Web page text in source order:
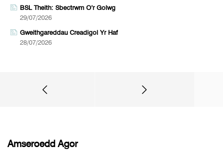
BSL Theith: Sbectrwm O’r Golwg
29/07/2026
Gweithgareddau Creadigol Yr Haf
28/07/2026
Amseroedd Agor